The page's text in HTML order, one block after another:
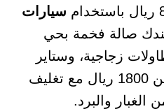
سيارات
صالة فخمة بحي
زجاجية، وستاير
ثقيلة، بننقلها بأسعار تبدأ من 1800 ريال مع تغليف
والبرد.